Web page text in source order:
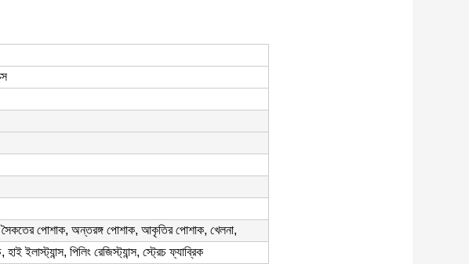
সৈকতের পোশাক, অন্তরঙ্গ পোশাক, আকৃতির পোশাক, খেলনা,
ইলাস্ট্যান্স, পিলিং রেজিস্ট্যান্স, স্ট্রেচ ফ্যাব্রিক